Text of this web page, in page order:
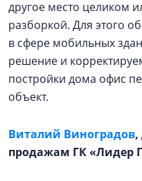
другое место целиком
разборкой. Для этого
в сфере мобильных
решение и
постройки дома офис
объект.
Виталий Виноградов,
продажам ГК «Лидер